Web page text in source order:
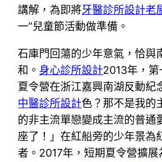
講解，為即將牙醫診所設計老
一”兒童節活動做準備。
石庫門回蕩的少年意氣，恰與
和。 身心診所設計2013年，第
夏令營在浙江嘉興南湖反動紀
中醫診所設計色？那不是我的
的非主流單戀變成主流的普通
座了！」在紅船旁的少年景為
者。2017年，短期夏令營擴